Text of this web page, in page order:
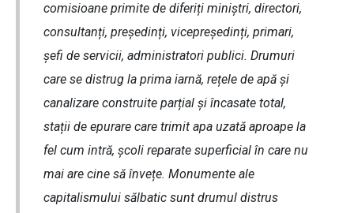
comisioane primite de diferiți miniștri, directori,
consultanți, președinți, vicepreședinți, primari,
șefi de servicii, administratori publici. Drumuri
care se distrug la prima iarnă, rețele de apă și
canalizare construite parțial și încasate total,
stații de epurare care trimit apa uzată aproape la
fel cum intră, școli reparate superficial în care nu
mai are cine să învețe. Monumente ale
capitalismului sălbatic sunt drumul distrus